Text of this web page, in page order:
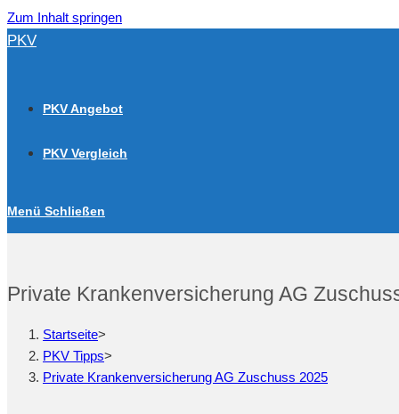
Zum Inhalt springen
PKV
PKV Angebot
PKV Vergleich
Menü Schließen
Private Krankenversicherung AG
Startseite>
PKV Tipps>
Private Krankenversicherung AG Zuschuss 2025